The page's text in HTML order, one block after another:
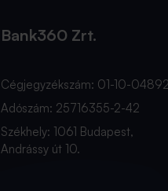
Bank360 Zrt.
Cégjegyzékszám: 01-10-
Adószám: 25716355-2-42
Székhely: 1061 Budapest,
Andrássy út 10.